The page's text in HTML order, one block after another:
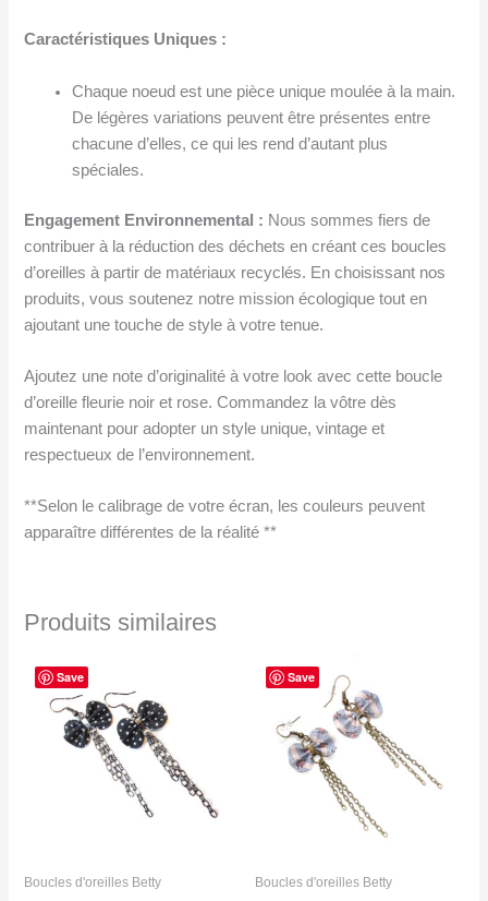
Caractéristiques Uniques :
Chaque noeud est une pièce unique moulée à la main.
De légères variations peuvent être présentes entre
chacune d’elles, ce qui les rend d’autant plus
spéciales.
Engagement Environnemental : Nous sommes fiers de
contribuer à la réduction des déchets en créant ces boucles
d’oreilles à partir de matériaux recyclés. En choisissant nos
produits, vous soutenez notre mission écologique tout en
ajoutant une touche de style à votre tenue.
Ajoutez une note d’originalité à votre look avec cette boucle
d’oreille fleurie noir et rose. Commandez la vôtre dès
maintenant pour adopter un style unique, vintage et
respectueux de l’environnement.
**Selon le calibrage de votre écran, les couleurs peuvent
apparaître différentes de la réalité **
Produits similaires
Save
Boucles d'oreilles Betty
Save
Boucles d'oreilles Betty